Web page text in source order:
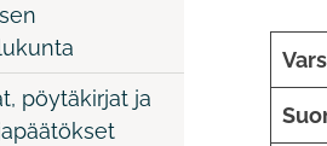
pöytäkirjat ja